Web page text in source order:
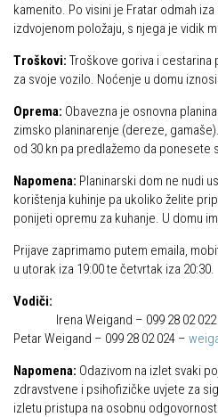
Dijana Petrak
Markacijska komisija
Dosadašnje aktivnosti
Novosti Markacijske komisije
Putevi koje održava HPD Željezničar
Povijest Markacijske komisije
kamenito. Po visini je Fratar odmah iza
izdvojenom položaju, s njega je vidik
Troškovi: Troškove goriva i cestarina
za svoje vozilo. Noćenje u domu
Oprema: Obavezna je osnovna
zimsko planinarenje (dereze,
od 30 kn pa predlažemo da ponesete
Napomena: Planinarski dom ne nudi
korištenja kuhinje pa ukoliko želite
ponijeti opremu za kuhanje. U domu
Prijave zaprimamo putem emaila,
u utorak iza 19:00 te četvrtak iza 20:30.
Vodiči:
Irena Weigand – 099 28 02 022
Petar Weigand – 099 28 02 024 –
Napomena: Odazivom na izlet svaki
zdravstvene i psihofizičke uvjete za
izletu pristupa na osobnu